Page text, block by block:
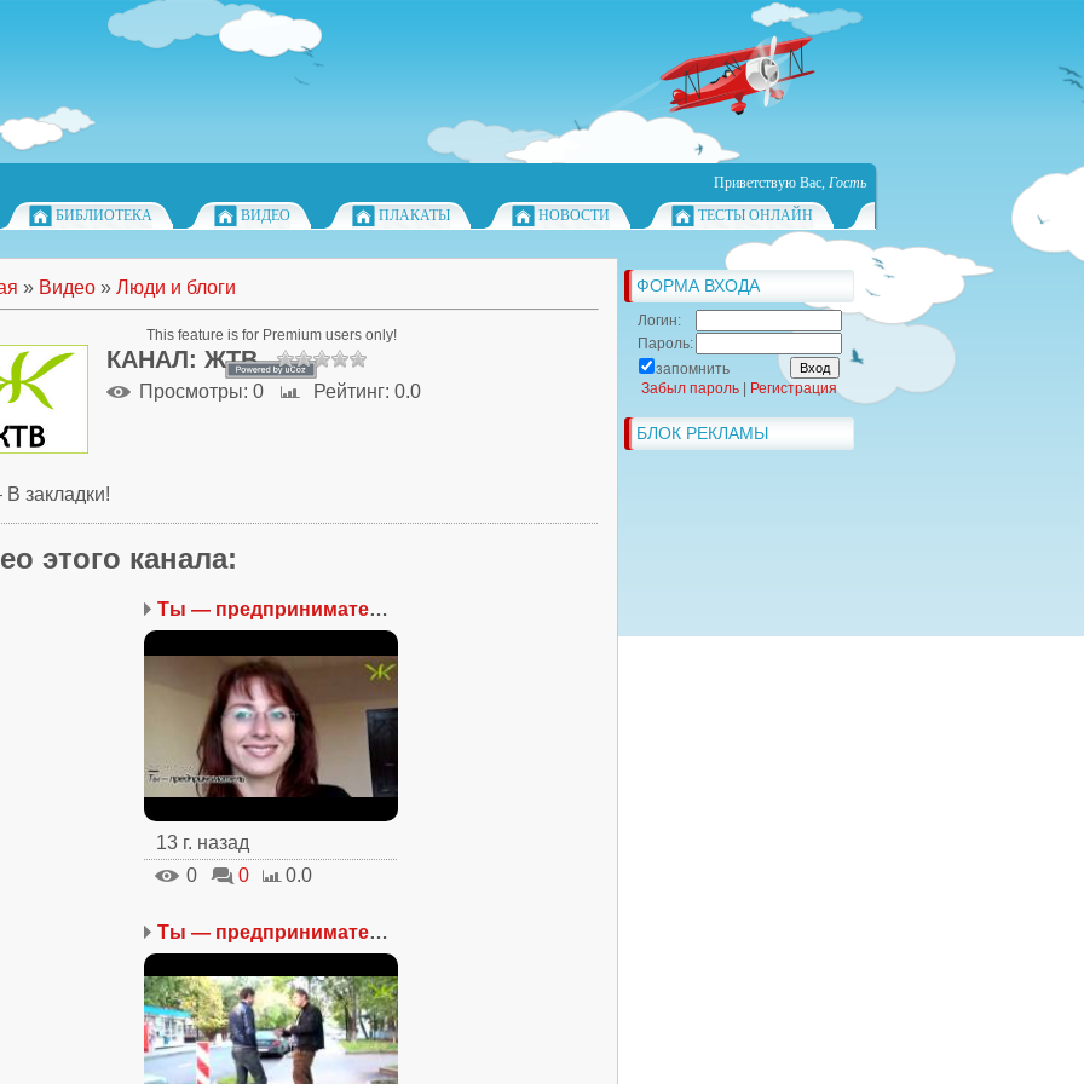
Приветствую Вас, Гость
БИБЛИОТЕКА
ВИДЕО ПЛАКАТЫ НОВОСТИ ТЕСТЫ ОНЛАЙН
» Видео » Люди и блоги
КАНАЛ: ЖТВ
Просмотры: 0 Рейтинг: 0.0
закладки!
этого канала:
Ты — предприниматель. Ч...
13 г. назад
0
0 0.0
Ты — предприниматель. Ч...
ФОРМА ВХОДА
Логин:
Пароль:
запомнить
Забыл пароль
Регистрация
БЛОК РЕКЛАМЫ
This feature is for Premium users only!